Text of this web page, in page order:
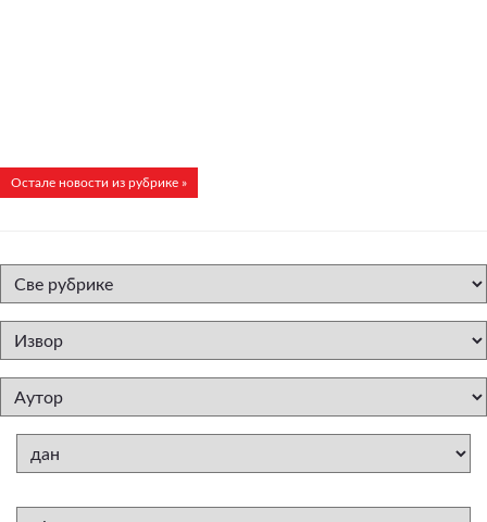
Остале новости из рубрике »